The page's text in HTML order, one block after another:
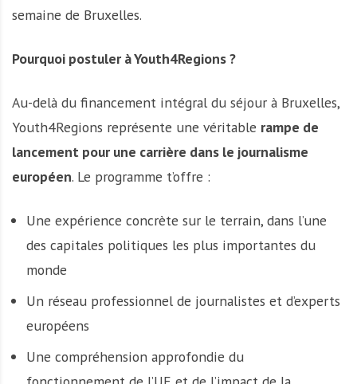
semaine de Bruxelles.
Pourquoi postuler à Youth4Regions ?
Au-delà du financement intégral du séjour à Bruxelles,
Youth4Regions représente une véritable rampe de
lancement pour une carrière dans le journalisme
européen. Le programme t’offre :
Une expérience concrète sur le terrain, dans l’une
des capitales politiques les plus importantes du
monde
Un réseau professionnel de journalistes et d’experts
européens
Une compréhension approfondie du